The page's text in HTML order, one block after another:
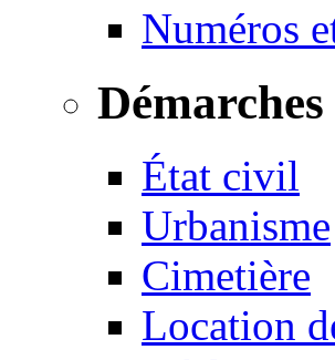
Numéros
État civil
Urbanisme
Cimetière
Location